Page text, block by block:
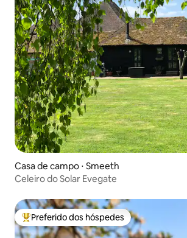
Casa de campo ⋅ Smeeth
Celeiro do Solar Evegate
Entre os melhores preferidos dos hóspedes
Preferido dos hóspedes